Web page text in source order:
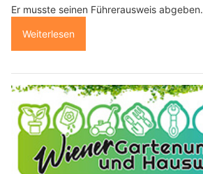
Er musste seinen Führerausweis abgeben.
Weiterlesen